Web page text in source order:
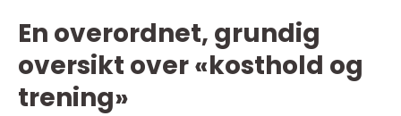
En overordnet, grundig
oversikt over «kosthold og
trening»